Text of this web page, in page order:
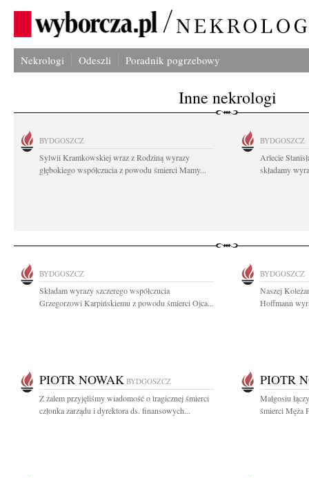
Nekrologi Odeszli Poradnik pogrzebowy
Inne nekrologi
BYDGOSZCZ
Sylwii Kramkowskiej wraz z Rodziną wyrazy
głębokiego współczucia z powodu śmierci Mamy...
BYDGOSZCZ
Arlecie
składamy
BYDGOSZCZ
Składam wyrazy szczerego współczucia
Grzegorzowi Karpińskiemu z powodu śmierci Ojca...
BYDGOSZCZ
Naszej
Hoffmann
PIOTR NOWAK BYDGOSZCZ
Z żalem przyjęliśmy wiadomość o tragicznej śmierci
członka zarządu i dyrektora ds. finansowych...
PIOTR
Małgosiu
śmierci Męża